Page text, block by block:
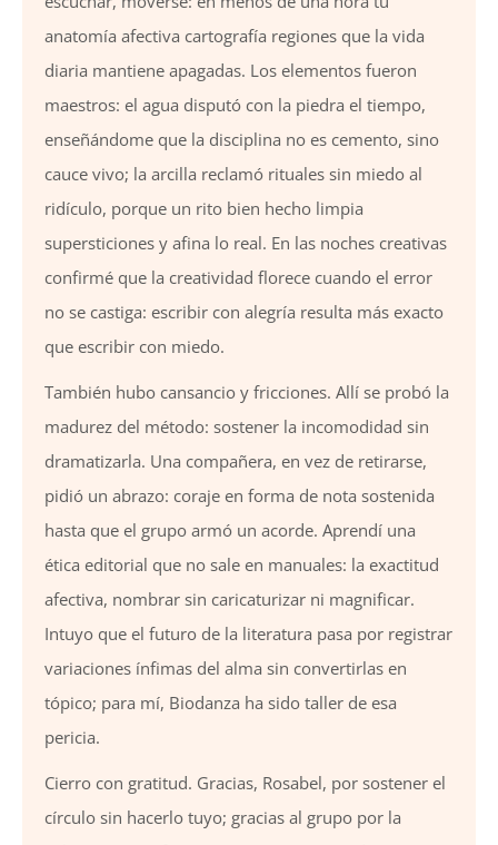
anatomía afectiva cartografía regiones que la vida
diaria mantiene apagadas. Los elementos fueron
maestros: el agua disputó con la piedra el tiempo,
enseñándome que la disciplina no es cemento, sino
cauce vivo; la arcilla reclamó rituales sin miedo al
ridículo, porque un rito bien hecho limpia
supersticiones y afina lo real. En las noches creativas
confirmé que la creatividad florece cuando el error
no se castiga: escribir con alegría resulta más exacto
que escribir con miedo.
También hubo cansancio y fricciones. Allí se probó la
madurez del método: sostener la incomodidad sin
dramatizarla. Una compañera, en vez de retirarse,
pidió un abrazo: coraje en forma de nota sostenida
hasta que el grupo armó un acorde. Aprendí una
ética editorial que no sale en manuales: la exactitud
afectiva, nombrar sin caricaturizar ni magnificar.
Intuyo que el futuro de la literatura pasa por registrar
variaciones ínfimas del alma sin convertirlas en
tópico; para mí, Biodanza ha sido taller de esa
pericia.
Cierro con gratitud. Gracias, Rosabel, por sostener el
círculo sin hacerlo tuyo; gracias al grupo por la